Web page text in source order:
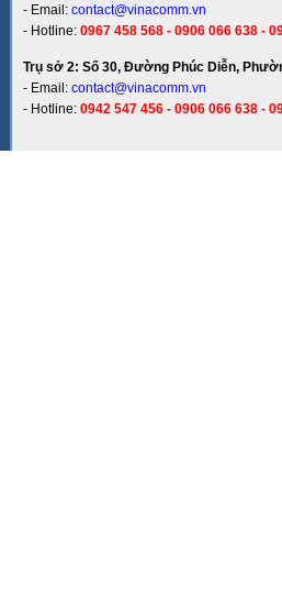
- Email: contact@vinacomm.vn
- Hotline: 0967 458 568 - 0906 066 638 -
Trụ sở 2: Số 30, Đường Phúc Diễn,
- Email: contact@vinacomm.vn
- Hotline: 0942 547 456 - 0906 066 638 -